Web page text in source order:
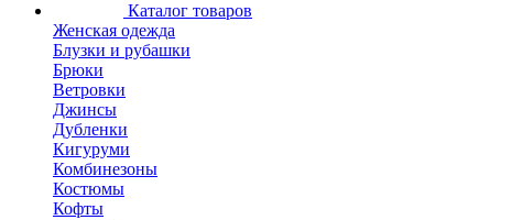
Каталог товаров
Женская одежда
Блузки и рубашки
Брюки
Ветровки
Джинсы
Дубленки
Кигуруми
Комбинезоны
Костюмы
Кофты